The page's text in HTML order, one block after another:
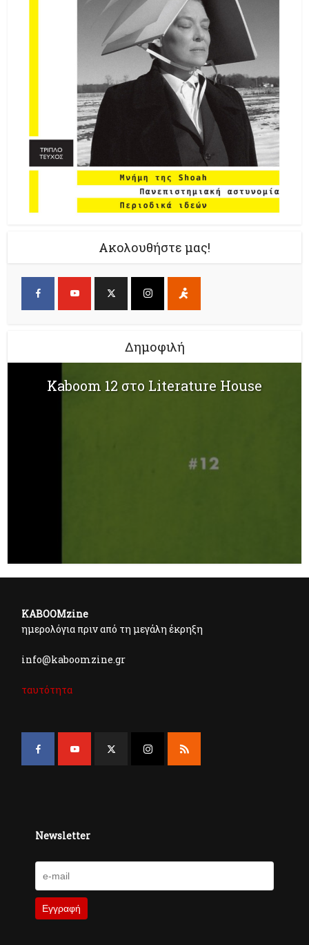
Ακολουθήστε μας!
Δημοφιλή
Kaboom 12 στο Literature House
KABOOMzine
ημερολόγια πριν από τη μεγάλη έκρηξη
info@kaboomzine.gr
ταυτότητα
Newsletter